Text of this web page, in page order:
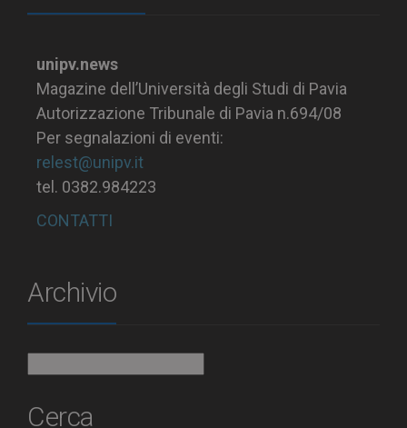
unipv.news
Magazine dell’Università degli Studi di Pavia
Autorizzazione Tribunale di Pavia n.694/08
Per segnalazioni di eventi:
relest@unipv.it
tel. 0382.984223
CONTATTI
Archivio
Cerca